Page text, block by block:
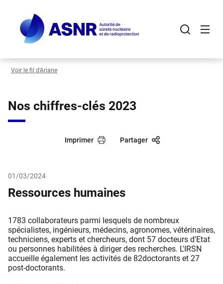
contenu
principal
Voir le fil d’Ariane
Nos chiffres-clés 2023
Imprimer Partager
01/03/2024
Ressources humaines
1783 collaborateurs parmi lesquels de nombreux
spécialistes, ingénieurs, médecins, agronomes, vétérinaires,
techniciens, experts et chercheurs, dont 57 docteurs d'Etat
ou personnes habilitées à diriger des recherches. L'IRSN
accueille également les activités de 82doctorants et 27​
post-doctorants.